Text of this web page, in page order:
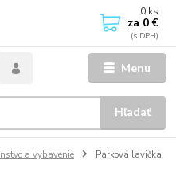
Menu
Hľadať
0 ks
za 0 €
a vybavenie
Parková lavička